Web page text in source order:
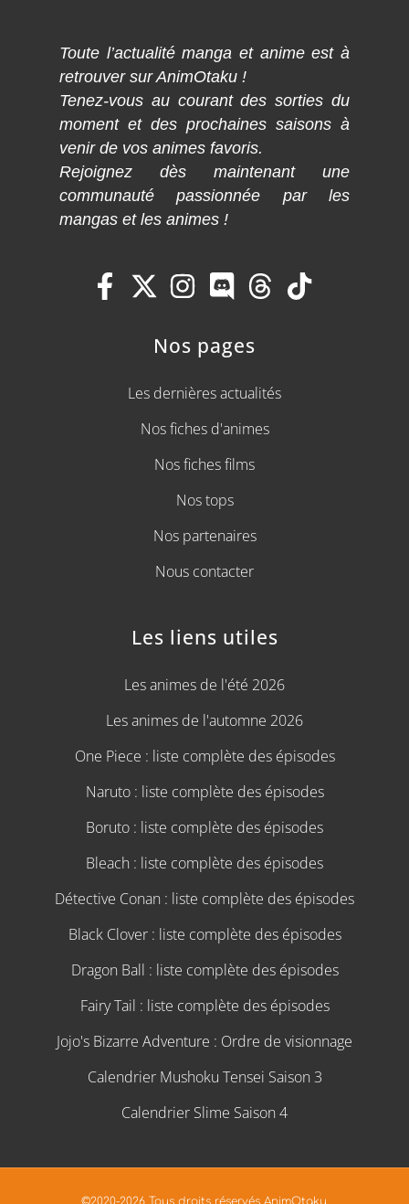
Toute l’actualité manga et anime est à
retrouver sur AnimOtaku !
Tenez-vous au courant des sorties du
moment et des prochaines saisons à
venir de vos animes favoris.
Rejoignez dès maintenant une
communauté passionnée par les
mangas et les animes !
Nos pages
Les dernières actualités
Nos fiches d'animes
Nos fiches films
Nos tops
Nos partenaires
Nous contacter
Les liens utiles
Les animes de l'été 2026
Les animes de l'automne 2026
One Piece : liste complète des épisodes
Naruto : liste complète des épisodes
Boruto : liste complète des épisodes
Bleach : liste complète des épisodes
Détective Conan : liste complète des épisodes
Black Clover : liste complète des épisodes
Dragon Ball : liste complète des épisodes
Fairy Tail : liste complète des épisodes
Jojo's Bizarre Adventure : Ordre de visionnage
Calendrier Mushoku Tensei Saison 3
Calendrier Slime Saison 4
©2020-2026 Tous droits réservés AnimOtaku.